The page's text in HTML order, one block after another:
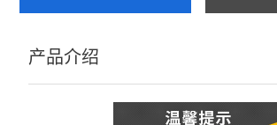
产品介绍